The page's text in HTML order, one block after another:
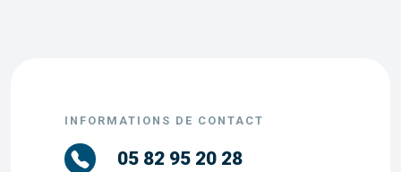
INFORMATIONS DE CONTACT
05 82 95 20 28